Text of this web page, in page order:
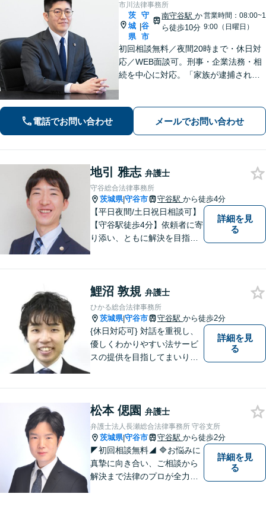
市川法律事務所
茨
城
県
|
守
谷
市
南守谷駅か
ら徒歩10分
営業時間：08:00~1
9:00（日曜日）
初回相談無料／夜間20時まで・休日対
応／WEB面談可。刑事・企業法務・相
続を中心に対応。「家族が逮捕され
じた」など——受任から解決まで当職
が一貫担当いたします
電話でお問い合わせ メールでお問い合わせ
地引 雅志 弁護士
守谷総合法律事務所
茨城県|守谷市 守谷駅 から徒歩4分
【平日夜間/土日祝日相談可】
【守谷駅徒歩4分】依頼者に寄
り添い、ともに解決を目指し
詳細を見
る
鯉沼 敦規 弁護士
ひかる総合法律事務所
茨城県|守谷市 守谷駅 から徒歩2分
{休日対応可} 対話を重視し、
優しくわかりやすい法サービ
スの提供を目指してまいりま
詳細を見
る
松本 偲園 弁護士
弁護士法人長瀬総合法律事務所 守谷支所
茨城県|守谷市 守谷駅 から徒歩2分
◤初回相談無料◢ 🔷お悩みに
真摯に向き合い、ご相談から
解決まで法律のプロが全力で
詳細を見
る